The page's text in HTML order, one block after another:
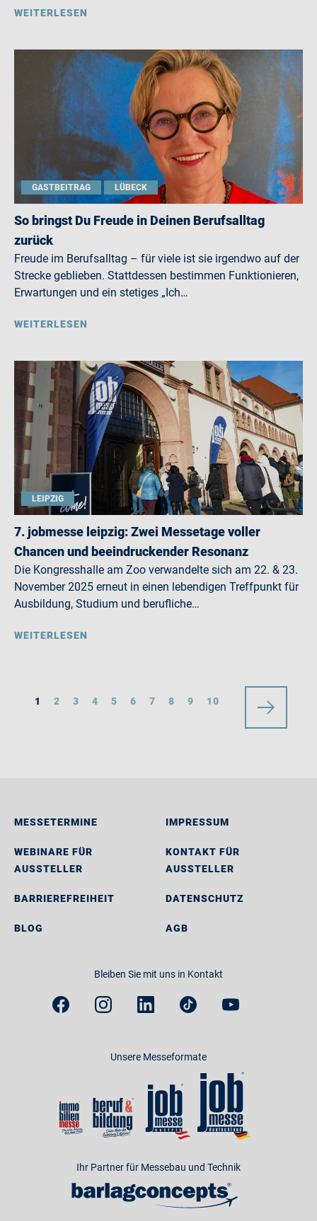
WEITERLESEN
GASTBEITRAG LÜBECK
So bringst Du Freude in Deinen Berufsalltag
zurück
Freude im Berufsalltag – für viele ist sie irgendwo auf der
Strecke geblieben. Stattdessen bestimmen Funktionieren,
Erwartungen und ein stetiges „Ich…
WEITERLESEN
LEIPZIG
7. jobmesse leipzig: Zwei Messetage voller
Chancen und beeindruckender Resonanz
Die Kongresshalle am Zoo verwandelte sich am 22. & 23.
November 2025 erneut in einen lebendigen Treffpunkt für
Ausbildung, Studium und berufliche…
WEITERLESEN
1 2 3 4 5 6 7 8 9 10
MESSETERMINE
WEBINARE FÜR
AUSSTELLER
BARRIEREFREIHEIT
BLOG
IMPRESSUM
KONTAKT FÜR
AUSSTELLER
DATENSCHUTZ
AGB
Bleiben Sie mit uns in Kontakt
Unsere Messeformate
Ihr Partner für Messebau und Technik